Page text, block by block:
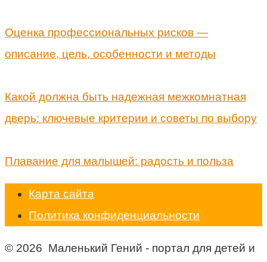
Оценка профессиональных рисков —
описание, цель, особенности и методы
Какой должна быть надежная межкомнатная
дверь: ключевые критерии и советы по выбору
Плавание для малышей: радость и польза
Карта сайта
Политика конфиденциальности
© 2026 Маленький Гений - портал для детей и